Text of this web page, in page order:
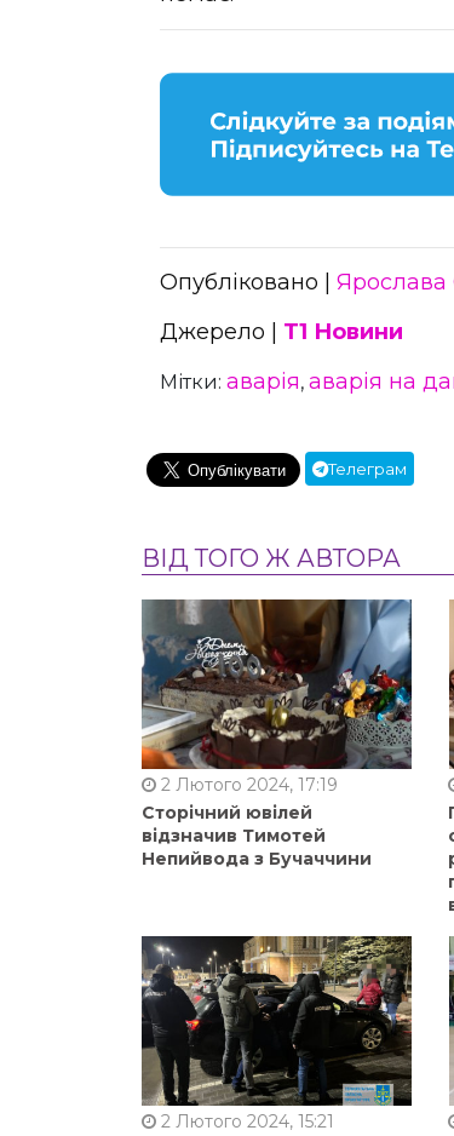
Опубліковано | Ярослава
Джерело | Т1 Новини
Мітки: аварія, аварія на
Телеграм
ВІД ТОГО Ж АВТОРА
2 Лютого 2024, 17:19
Сторічний ювілей
відзначив Тимотей
Непийвода з Бучаччини
2 Лютого 2024, 15:21